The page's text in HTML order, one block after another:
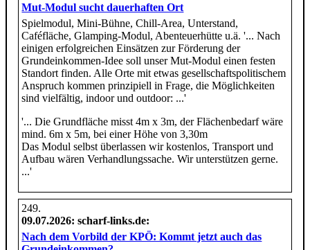
Mut-Modul sucht dauerhaften Ort
Spielmodul, Mini-Bühne, Chill-Area, Unterstand,
Caféfläche, Glamping-Modul, Abenteuerhütte u.ä. '... Nach
einigen erfolgreichen Einsätzen zur Förderung der
Grundeinkommen-Idee soll unser Mut-Modul einen festen
Standort finden. Alle Orte mit etwas gesellschaftspolitischem
Anspruch kommen prinzipiell in Frage, die Möglichkeiten
sind vielfältig, indoor und outdoor: ...'
'... Die Grundfläche misst 4m x 3m, der Flächenbedarf wäre
mind. 6m x 5m, bei einer Höhe von 3,30m
Das Modul selbst überlassen wir kostenlos, Transport und
Aufbau wären Verhandlungssache. Wir unterstützen gerne.
...'
09.07.2026: scharf-links.de:
Nach dem Vorbild der KPÖ: Kommt jetzt auch das